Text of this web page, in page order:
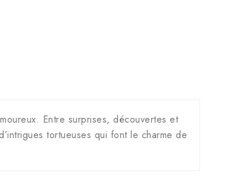
Entre surprises, découvertes et
tortueuses qui font le charme de